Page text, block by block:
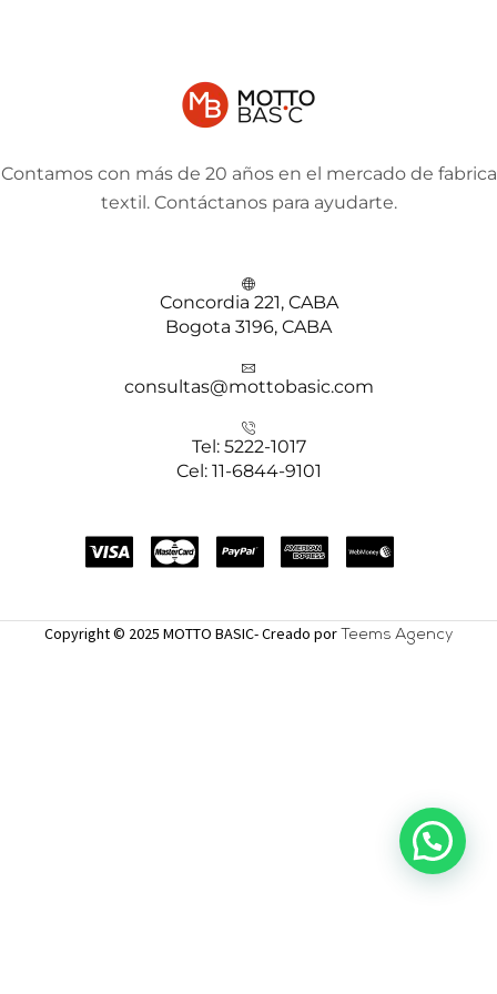
Contamos con más de 20 años en el mercado de fabrica
textil. Contáctanos para ayudarte.
Concordia 221, CABA
Bogota 3196, CABA
consultas@mottobasic.com
Tel: 5222-1017
Cel: 11-6844-9101
Copyright © 2025 MOTTO BASIC- Creado por Teems Agency